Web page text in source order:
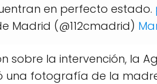
en perfecto estado.
Madrid (@112cmadrid)
sobre la intervención, la
fotografía de la